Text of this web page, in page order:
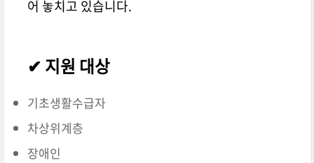
어 놓치고 있습니다.
✔ 지원 대상
기초생활수급자
차상위계층
장애인